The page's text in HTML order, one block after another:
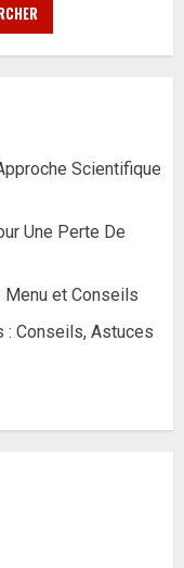
Scientifique
Une Perte De
Menu et Conseils
: Conseils, Astuces